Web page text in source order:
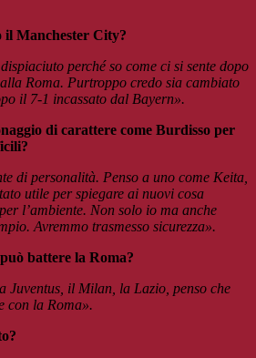
Manchester City?
perché so come ci si sente dopo
Roma. Purtroppo credo sia cambiato
il 7-1 incassato dal Bayern».
di carattere come Burdisso per
di personalità. Penso a uno come Keita,
utile per spiegare ai nuovi cosa
l’ambiente. Non solo io ma anche
Avremmo trasmesso sicurezza».
battere la Roma?
Juventus, il Milan, la Lazio, penso che
con la Roma».